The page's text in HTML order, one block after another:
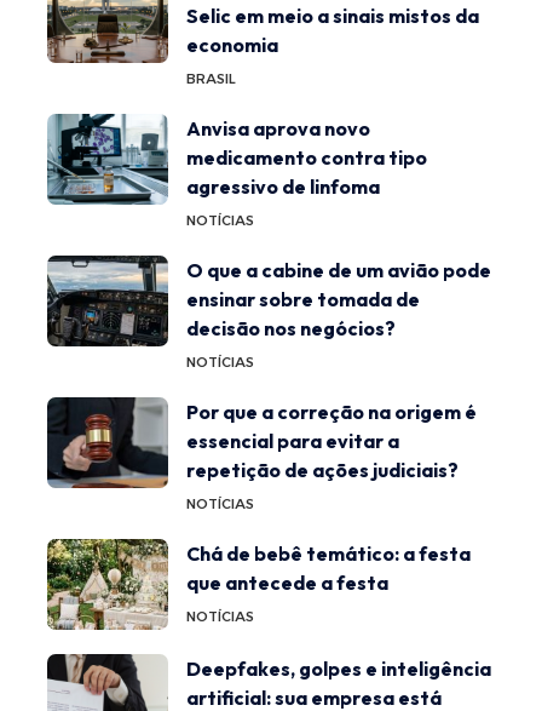
Selic em meio a sinais mistos da
economia
BRASIL
Anvisa aprova novo
medicamento contra tipo
agressivo de linfoma
NOTÍCIAS
O que a cabine de um avião pode
ensinar sobre tomada de
decisão nos negócios?
NOTÍCIAS
Por que a correção na origem é
essencial para evitar a
repetição de ações judiciais?
NOTÍCIAS
Chá de bebê temático: a festa
que antecede a festa
NOTÍCIAS
Deepfakes, golpes e inteligência
artificial: sua empresa está